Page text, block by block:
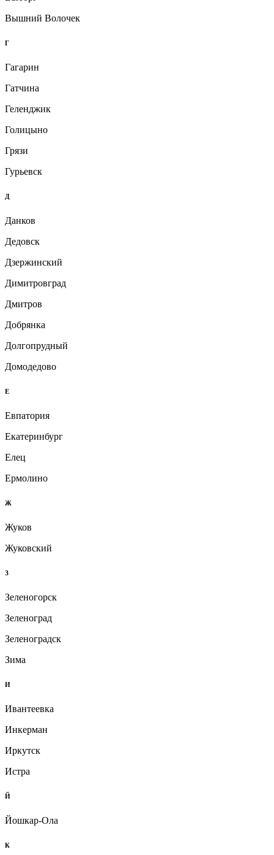
Вышний Волочек
Г
Гагарин
Гатчина
Геленджик
Голицыно
Грязи
Гурьевск
Д
Данков
Дедовск
Дзержинский
Димитровград
Дмитров
Добрянка
Долгопрудный
Домодедово
Е
Евпатория
Екатеринбург
Елец
Ермолино
Ж
Жуков
Жуковский
З
Зеленогорск
Зеленоград
Зеленоградск
Зима
И
Ивантеевка
Инкерман
Иркутск
Истра
Й
Йошкар-Ола
К